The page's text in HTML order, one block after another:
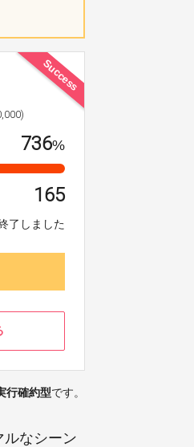
Success
736%
165
了しました
行確約型です。
ルなシーン